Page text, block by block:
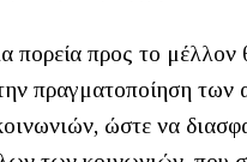
προς το μέλλον
πραγματοποίηση
ώστε να